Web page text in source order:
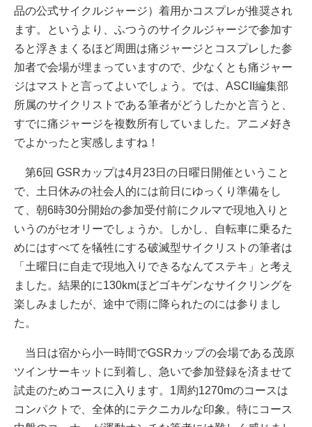
品の公式サイクルジャージ）着用かコスプレが推奨され
ます。というより、ふつうのサイクルジャージで参加す
ると浮きまくるほど周囲は痛ジャージとコスプレした参
加者で会場が埋まっていますので、少なくとも痛ジャー
ジはマストと言ってよいでしょう。では、ASCII編集部
所属のサイクリストである筆者がどうしたかと言うと、
すでに痛ジャージを複数所有していました。アニメ好き
でよかったと実感しますね！
第6回 GSRカップは4月23日の日曜日開催ということ
で、土日休みの社会人的には前日にゆっくり準備をし
て、朝6時30分開始の参加受付前にクルマで現地入りと
いうのがセオリーでしょうか。しかし、自転車に乗るた
めにはすべてを犠牲にする破滅型サイクリストの筆者は
「土曜日に自走で現地入りできるなんてステキ」と考え
ました。結果的に130kmほどゴキゲンなサイクリングを
楽しみましたが、途中で雨に降られたのには参りまし
た。
当日は宿から小一時間でGSRカップの会場である茂原
ツインサーキットに到着し、急いで参加登録を済ませて
試走のためコースに入ります。1周約1270mのコースは
コンパクトで、全体的にテクニカルな印象。特にコース